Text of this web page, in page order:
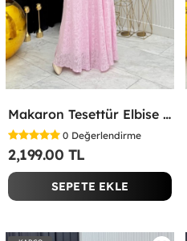
Makaron Tesettür Elbise Pembe Pembe
0 Değerlendirme
2,199.00 TL
SEPETE EKLE